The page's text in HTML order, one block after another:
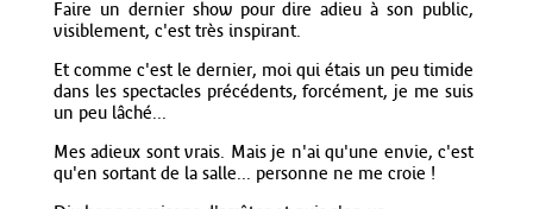
Faire un dernier show pour dire adieu à son public,
visiblement, c'est très inspirant.
Et comme c'est le dernier, moi qui étais un peu timide
dans les spectacles précédents, forcément, je me suis
un peu lâché...
Mes adieux sont vrais. Mais je n'ai qu'une envie, c'est
qu'en sortant de la salle... personne ne me croie !